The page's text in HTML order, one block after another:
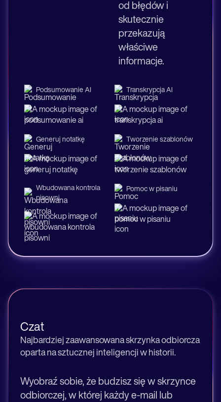
od błędów i
skutecznie
przekazują
właściwe
informacje.
Podsumowanie AI Transkrypcja AI
Generuj notatkę Tworzenie szablonów
Wbudowana kontrola
pisowni
Pomoc w pisaniu
Czat
Najbardziej zaawansowana skrzynka odbiorcza
oparta na sztucznej inteligencji w historii.
Wyobraź sobie, że budzisz się w skrzynce
odbiorczej, w której każdy e-mail lub